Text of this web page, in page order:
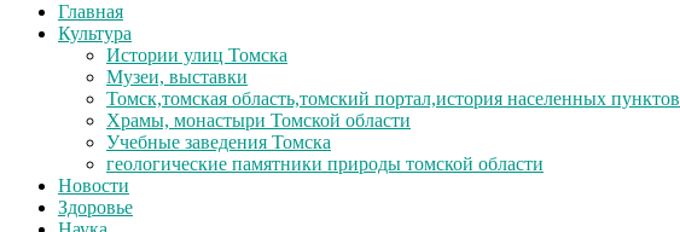
Главная
Культура
Истории улиц Томска
Музеи, выставки
Томск,томская область,томский портал,история населенных пунктов
Храмы, монастыри Томской области
Учебные заведения Томска
геологические памятники природы томской области
Новости
Здоровье